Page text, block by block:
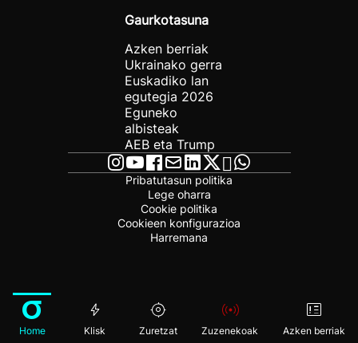
Gaurkotasuna
Azken berriak
Ukrainako gerra
Euskadiko lan
egutegia 2026
Eguneko
albisteak
AEB eta Trump
Pribatutasun politika
Lege oharra
Cookie politika
Cookieen konfigurazioa
Harremana
Home Klisk Zuretzat Zuzenekoak Azken berriak